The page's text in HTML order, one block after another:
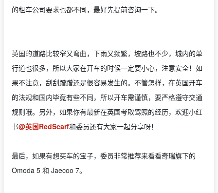
的租车公司要求也都不同，最好先提前咨询一下。
英国的道路比较窄又弯曲，下雨又频繁，坡路也不少，城内的单
行道也很多，所以大家在开车的时候一定要小心，注意安全！如
果不注意，刮刮蹭蹭还是很容易发生的。不管怎样，在英国开车
的法规和国内毕竟有些不同，所以开车需谨慎，要严格遵守交通
规则哦。另外，如果你有最新在英国考取驾照的经历，欢迎小红
书@英国RedScarf和委员还有大家一起分享呀！
最后，如果有想买车的宝子，委员非常推荐来看看奇瑞旗下的
Omoda 5 和 Jaecoo 7。